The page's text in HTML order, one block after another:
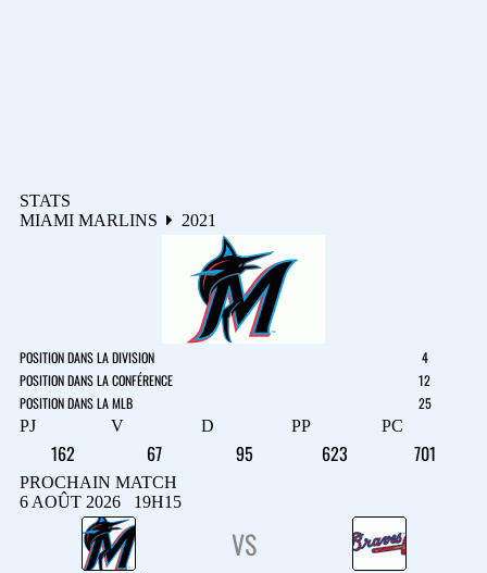
STATS
MIAMI MARLINS
2021
POSITION DANS LA DIVISION
4
POSITION DANS LA CONFÉRENCE
12
POSITION DANS LA MLB
25
PJ
V D PP PC
162 67 95 623 701
PROCHAIN MATCH
6 AOÛT 2026 19H15
VS